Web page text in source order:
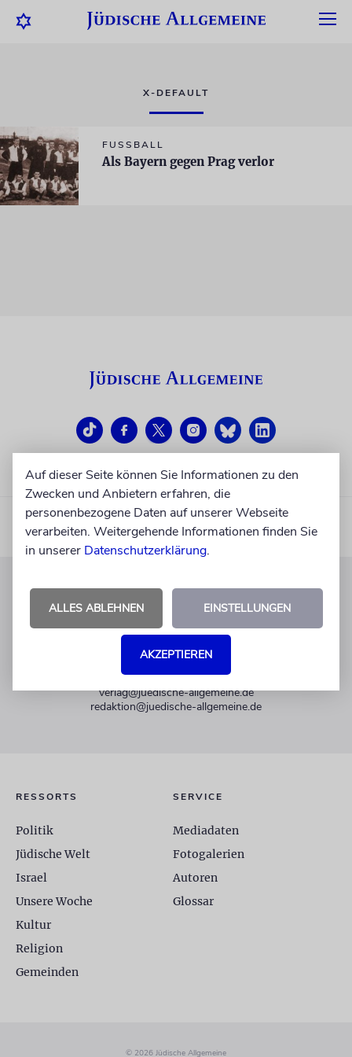
X-DEFAULT
FUSSBALL
Als Bayern gegen Prag verlor
KUNDENSERVICE
+49 30 275833 0
Mo-Do 9-17 Uhr
verlag@juedische-allgemeine.de
redaktion@juedische-allgemeine.de
RESSORTS
Politik
Jüdische Welt
Israel
Unsere Woche
Kultur
Religion
Gemeinden
SERVICE
Mediadaten
Fotogalerien
Autoren
Glossar
© 2026 Jüdische Allgemeine
Auf dieser Seite können Sie Informationen zu den
Zwecken und Anbietern erfahren, die
personenbezogene Daten auf unserer Webseite
verarbeiten. Weitergehende Informationen finden Sie
in unserer Datenschutzerklärung.
ALLES ABLEHNEN EINSTELLUNGEN
AKZEPTIEREN